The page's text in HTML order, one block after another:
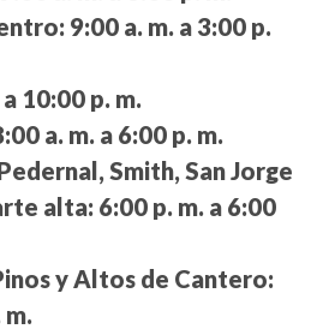
9:00 a. m. a 3:00 p.
10:00 p. m.
a. m. a 6:00 p. m.
Smith, San Jorge
alta: 6:00 p. m. a 6:00
y Altos de Cantero:
m.